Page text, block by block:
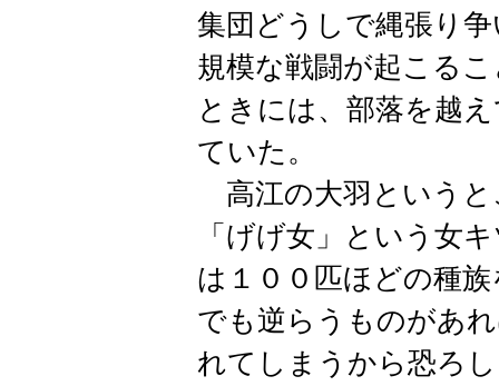
集団どうしで縄張り
規模な戦闘が起こる
ときには、部落を越
ていた。
高江の大羽というと
「げげ女」という女
は１００匹ほどの種
でも逆らうものがあ
れてしまうから恐ろ